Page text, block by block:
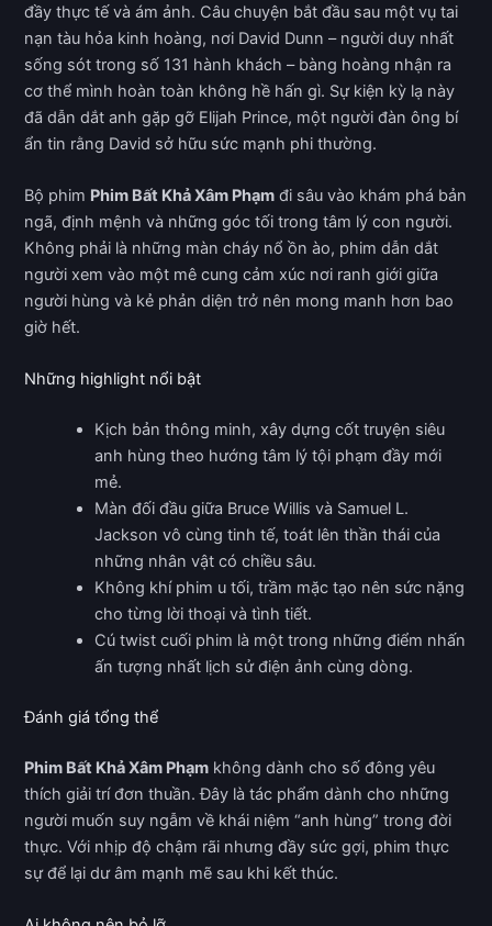
đầy thực tế và ám ảnh. Câu chuyện bắt đầu sau một vụ tai
nạn tàu hỏa kinh hoàng, nơi David Dunn – người duy nhất
sống sót trong số 131 hành khách – bàng hoàng nhận ra
cơ thể mình hoàn toàn không hề hấn gì. Sự kiện kỳ lạ này
đã dẫn dắt anh gặp gỡ Elijah Prince, một người đàn ông bí
ẩn tin rằng David sở hữu sức mạnh phi thường.
Bộ phim Phim Bất Khả Xâm Phạm đi sâu vào khám phá bản
ngã, định mệnh và những góc tối trong tâm lý con người.
Không phải là những màn cháy nổ ồn ào, phim dẫn dắt
người xem vào một mê cung cảm xúc nơi ranh giới giữa
người hùng và kẻ phản diện trở nên mong manh hơn bao
giờ hết.
Những highlight nổi bật
Kịch bản thông minh, xây dựng cốt truyện siêu
anh hùng theo hướng tâm lý tội phạm đầy mới
mẻ.
Màn đối đầu giữa Bruce Willis và Samuel L.
Jackson vô cùng tinh tế, toát lên thần thái của
những nhân vật có chiều sâu.
Không khí phim u tối, trầm mặc tạo nên sức nặng
cho từng lời thoại và tình tiết.
Cú twist cuối phim là một trong những điểm nhấn
ấn tượng nhất lịch sử điện ảnh cùng dòng.
Đánh giá tổng thể
Phim Bất Khả Xâm Phạm không dành cho số đông yêu
thích giải trí đơn thuần. Đây là tác phẩm dành cho những
người muốn suy ngẫm về khái niệm “anh hùng” trong đời
thực. Với nhịp độ chậm rãi nhưng đầy sức gợi, phim thực
sự để lại dư âm mạnh mẽ sau khi kết thúc.